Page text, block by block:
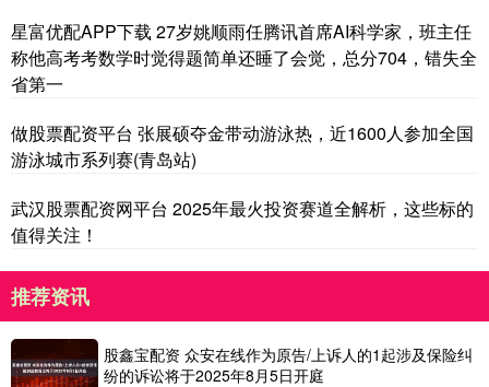
星富优配APP下载 27岁姚顺雨任腾讯首席AI科学家，班主任
称他高考考数学时觉得题简单还睡了会觉，总分704，错失全
省第一
做股票配资平台 张展硕夺金带动游泳热，近1600人参加全国
游泳城市系列赛(青岛站)
武汉股票配资网平台 2025年最火投资赛道全解析，这些标的
值得关注！
推荐资讯
股鑫宝配资 众安在线作为原告/上诉人的1起涉及保险纠
纷的诉讼将于2025年8月5日开庭